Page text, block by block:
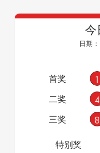
今
日期
首奖 1
二奖 4
三奖 8
特别奖